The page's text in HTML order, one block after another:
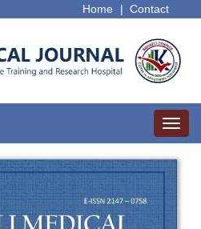
Contact
Home |